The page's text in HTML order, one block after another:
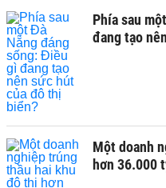
Phía sau
đang tạo
Một doanh
hơn 36.000